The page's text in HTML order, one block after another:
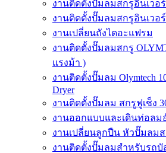
งานติดตั้งปั๊มลมสกรูอินเวอร์
งานติดตั้งปั๊มลมสกรูอินเวอร์
งานเปลี่ยนถังไดอะแฟรม
งานติดตั้งปั๊มลมสกรู
แรงม้า )
งานติดตั้งปั๊มลม Olymtech
Dryer
งานติดตั้งปั๊มลม สกรูฟูเช็ง
งานออกแบบและเดินท่อลม
งานเปลี่ยนลูกปืน หัวปั๊มลมส
งานติดตั้งปั๊มลมสำหรับรถบั